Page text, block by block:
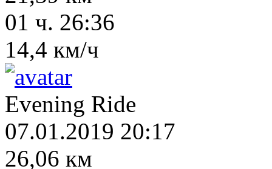
01 ч. 26:36
14,4 км/ч
Evening Ride
07.01.2019 20:17
26,06 км